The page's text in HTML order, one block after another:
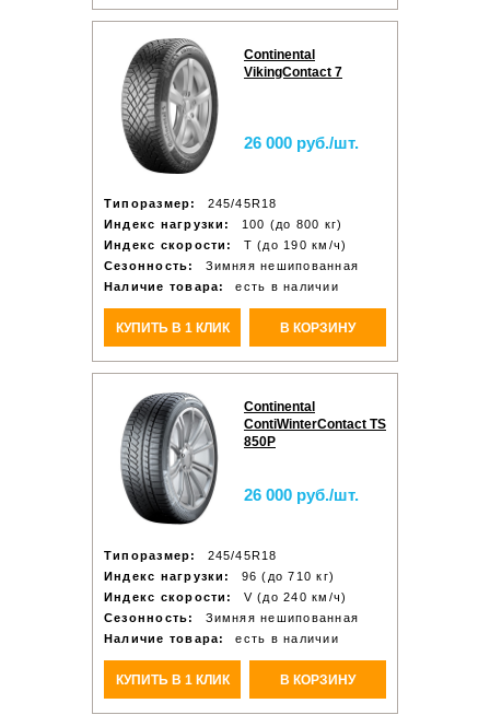
Continental
VikingContact 7
26 000 руб./шт.
Типоразмер:
245/45R18
Индекс нагрузки:
100 (до 800 кг)
Индекс скорости:
T (до 190 км/ч)
Сезонность:
Зимняя нешипованная
Наличие товара:
есть в наличии
КУПИТЬ В 1 КЛИК В КОРЗИНУ
Continental
ContiWinterContact TS
850P
26 000 руб./шт.
Типоразмер:
245/45R18
Индекс нагрузки:
96 (до 710 кг)
Индекс скорости:
V (до 240 км/ч)
Сезонность:
Зимняя нешипованная
Наличие товара:
есть в наличии
КУПИТЬ В 1 КЛИК В КОРЗИНУ